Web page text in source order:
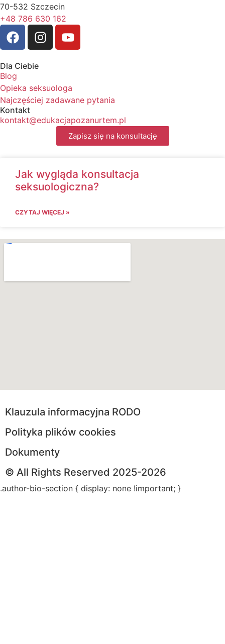
70-532 Szczecin
+48 786 630 162
Dla Ciebie
Blog
Opieka seksuologa
Najczęściej zadawane pytania
Kontakt
kontakt@edukacjapozanurtem.pl
Zapisz się na konsultację
Jak wygląda konsultacja
seksuologiczna?
CZYTAJ WIĘCEJ »
Klauzula informacyjna RODO
Polityka plików cookies
Dokumenty
© All Rights Reserved 2025-2026
.author-bio-section { display: none !important; }